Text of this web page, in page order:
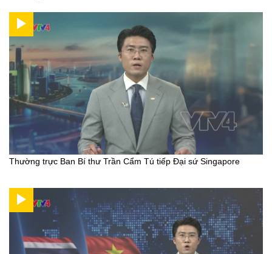
Thường trực Ban Bí thư Trần Cẩm Tú tiếp Đại sứ Singapore